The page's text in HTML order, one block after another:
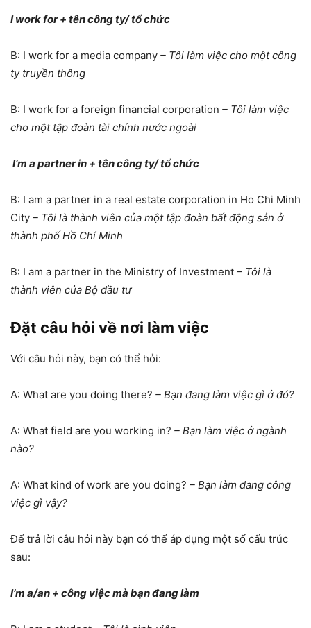
I work for + tên công ty/ tổ chức
B: I work for a media company – Tôi làm việc cho một công
ty truyền thông
B: I work for a foreign financial corporation – Tôi làm việc
cho một tập đoàn tài chính nước ngoài
I’m a partner in + tên công ty/ tổ chức
B: I am a partner in a real estate corporation in Ho Chi Minh
City – Tôi là thành viên của một tập đoàn bất động sản ở
thành phố Hồ Chí Minh
B: I am a partner in the Ministry of Investment – Tôi là
thành viên của Bộ đầu tư
Đặt câu hỏi về nơi làm việc
Với câu hỏi này, bạn có thể hỏi:
A: What are you doing there? – Bạn đang làm việc gì ở đó?
A: What field are you working in? – Bạn làm việc ở ngành
nào?
A: What kind of work are you doing? – Bạn làm đang công
việc gì vậy?
Để trả lời câu hỏi này bạn có thể áp dụng một số cấu trúc
sau:
I’m a/an + công việc mà bạn đang làm